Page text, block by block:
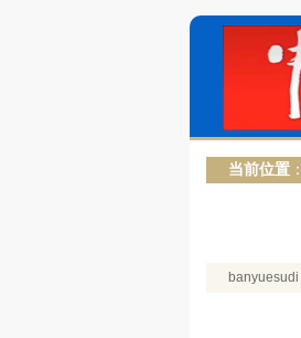
当前位置 ：
banyuesudi